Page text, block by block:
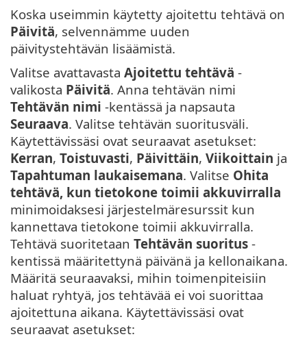
Koska useimmin käytetty ajoitettu tehtävä on
Päivitä, selvennämme uuden
päivitystehtävän lisäämistä.
Valitse avattavasta Ajoitettu tehtävä -
valikosta Päivitä. Anna tehtävän nimi
Tehtävän nimi -kentässä ja napsauta
Seuraava. Valitse tehtävän suoritusväli.
Käytettävissäsi ovat seuraavat asetukset:
Kerran, Toistuvasti, Päivittäin, Viikoittain ja
Tapahtuman laukaisemana. Valitse Ohita
tehtävä, kun tietokone toimii akkuvirralla
minimoidaksesi järjestelmäresurssit kun
kannettava tietokone toimii akkuvirralla.
Tehtävä suoritetaan Tehtävän suoritus -
kentissä määritettynä päivänä ja kellonaikana.
Määritä seuraavaksi, mihin toimenpiteisiin
haluat ryhtyä, jos tehtävää ei voi suorittaa
ajoitettuna aikana. Käytettävissäsi ovat
seuraavat asetukset: